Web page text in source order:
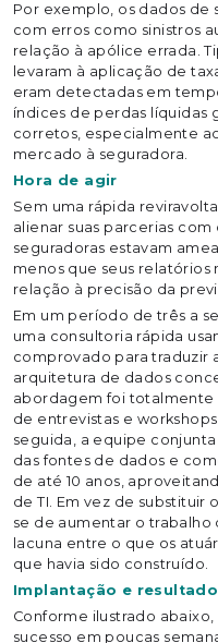
Por exemplo, os dados de
com erros como sinistros
relação à apólice errada.
levaram à aplicação de
eram detectadas em
índices de perdas líquidas
corretos, especialmente
mercado à seguradora.
Hora de agir
Sem uma rápida
alienar suas parcerias
seguradoras estavam
menos que seus
relação à precisão da
Em um período de três a
uma consultoria rápida
comprovado para traduzir
arquitetura de dados
abordagem foi totalmente
de entrevistas e
seguida, a equipe
das fontes de dados e
de até 10 anos,
de TI. Em vez de substituir
se de aumentar o
lacuna entre o que os
que havia sido construído.
Implantação e
Conforme ilustrado
sucesso em poucas